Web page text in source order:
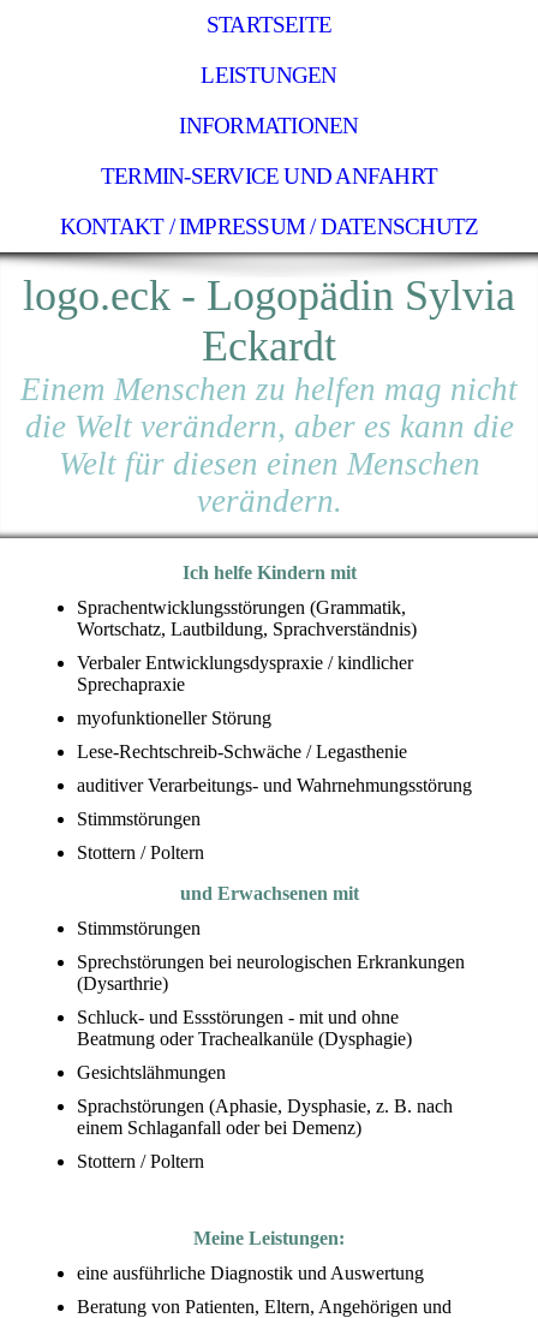
STARTSEITE
LEISTUNGEN
INFORMATIONEN
TERMIN-SERVICE UND ANFAHRT
KONTAKT / IMPRESSUM / DATENSCHUTZ
logo.eck - Logopädin Sylvia
Eckardt
Einem Menschen zu helfen mag nicht
die Welt verändern, aber es kann die
Welt für diesen einen Menschen
verändern.
Ich helfe Kindern mit
Sprachentwicklungsstörungen (Grammatik,
Wortschatz, Lautbildung, Sprachverständnis)
Verbaler Entwicklungsdyspraxie / kindlicher
Sprechapraxie
myofunktioneller Störung
Lese-Rechtschreib-Schwäche / Legasthenie
auditiver Verarbeitungs- und Wahrnehmungsstörung
Stimmstörungen
Stottern / Poltern
und Erwachsenen mit
Stimmstörungen
Sprechstörungen bei neurologischen Erkrankungen
(Dysarthrie)
Schluck- und Essstörungen - mit und ohne
Beatmung oder Trachealkanüle (Dysphagie)
Gesichtslähmungen
Sprachstörungen (Aphasie, Dysphasie, z. B. nach
einem Schlaganfall oder bei Demenz)
Stottern / Poltern
Meine Leistungen:
eine ausführliche Diagnostik und Auswertung
Beratung von Patienten, Eltern, Angehörigen und